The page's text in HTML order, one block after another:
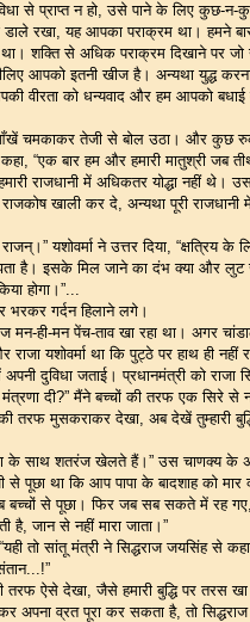
से प्राप्त न हो, उसे पाने के लिए कुछ-
डाले रखा, यह आपका पराक्रम था। हमने
था। शक्ति से अधिक पराक्रम दिखाने पर
आपको इतनी खीज है। अन्यथा युद्ध करना
वीरता को धन्यवाद और हम आपको बधाई
आँखें चमकाकर तेजी से बोल उठा। और कुछ
कहा, “एक बार हम और हमारी मातुश्री जब
राजधानी में अधिकतर योद्धा नहीं थे।
खाली कर दे, अन्यथा पूरी राजधानी
राजन्।” यशोवर्मा ने उत्तर दिया,
है। इसके मिल जाने का दंभ क्या और लुट
होगा।”...
भरकर गर्दन हिलाने लगे।
मन-ही-मन पेंच-ताव खा रहा था। अगर
राजा यशोवर्मा था कि पुट्ठे पर हाथ ही
दुविधा जताई। प्रधानमंत्री को राजा
दी?” मैंने बच्चों की तरफ एक सिरे से
तरफ मुसकराकर देखा, अब देखें तुम्हारी
के साथ शतरंज खेलते हैं।” उस चाणक्य के
पूछा था कि आप पापा के बादशाह को मार
बच्चों से पूछा। फिर जब सब सकते में रह गए,
है, जान से नहीं मारा जाता।”
तो सांतू मंत्री ने सिद्धराज जयसिंह से
तरफ ऐसे देखा, जैसे हमारी बुद्धि पर तरस
अपना व्रत पूरा कर सकता है, तो सिद्धराज